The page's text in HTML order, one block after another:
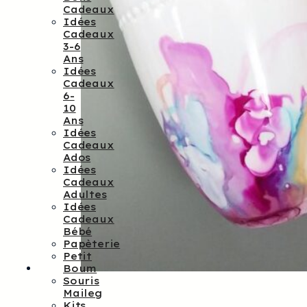
Cadeaux
Idées
Cadeaux
3-6
Ans
Idées
Cadeaux
6-
10
Ans
Idées
Cadeaux
Ados
Idées
Cadeaux
Adultes
Idées
Cadeaux
Bébé
Papèterie
Petit
Boum
Souris
Maileg